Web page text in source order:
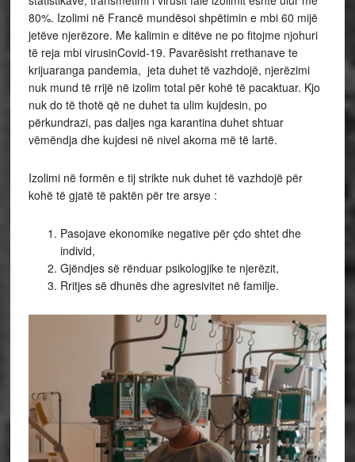
80%. Izolimi në Francë mundësoi shpëtimin e mbi 60 mijë
jetëve njerëzore. Me kalimin e ditëve ne po fitojme njohuri
të reja mbi virusinCovid-19. Pavarësisht rrethanave te
krijuaranga pandemia, jeta duhet të vazhdojë, njerëzimi
nuk mund të rrijë në izolim total për kohë të pacaktuar. Kjo
nuk do të thotë që ne duhet ta ulim kujdesin, po
përkundrazi, pas daljes nga karantina duhet shtuar
vëmëndja dhe kujdesi në nivel akoma më të lartë.
Izolimi në formën e tij strikte nuk duhet të vazhdojë për
kohë të gjatë të paktën për tre arsye :
Pasojave ekonomike negative për çdo shtet dhe
individ,
Gjëndjes së rënduar psikologjike te njerëzit,
Rritjes së dhunës dhe agresivitet në familje.